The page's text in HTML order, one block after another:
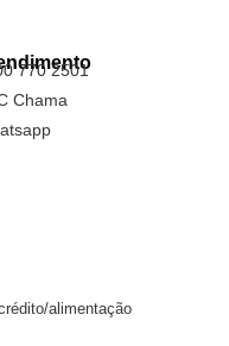
770 2501
Chama
alimentação